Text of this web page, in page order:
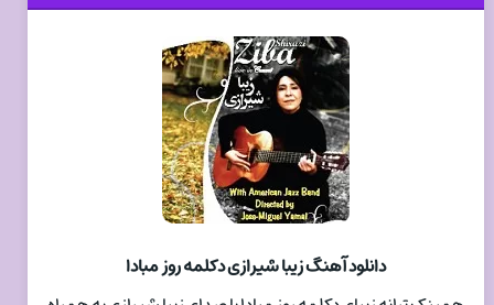
دانلود آهنگ زیبا شیرازی دکلمه روز مبادا